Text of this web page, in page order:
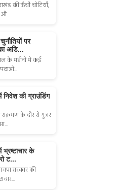
की ऊँची चोटियाँ,
औ...
पर
अडि...
के महीनों में कई
निवेश की ग्राउंडिंग
संक्रमण के दौर से गुजर
भ्रष्टाचार के
ट...
सरकार की